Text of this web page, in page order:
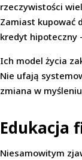
rzeczywistości
Zamiast kupować
kredyt hipoteczny
Ich model życia
Nie ufają
zmiana w
Edukacja
Niesamowitym